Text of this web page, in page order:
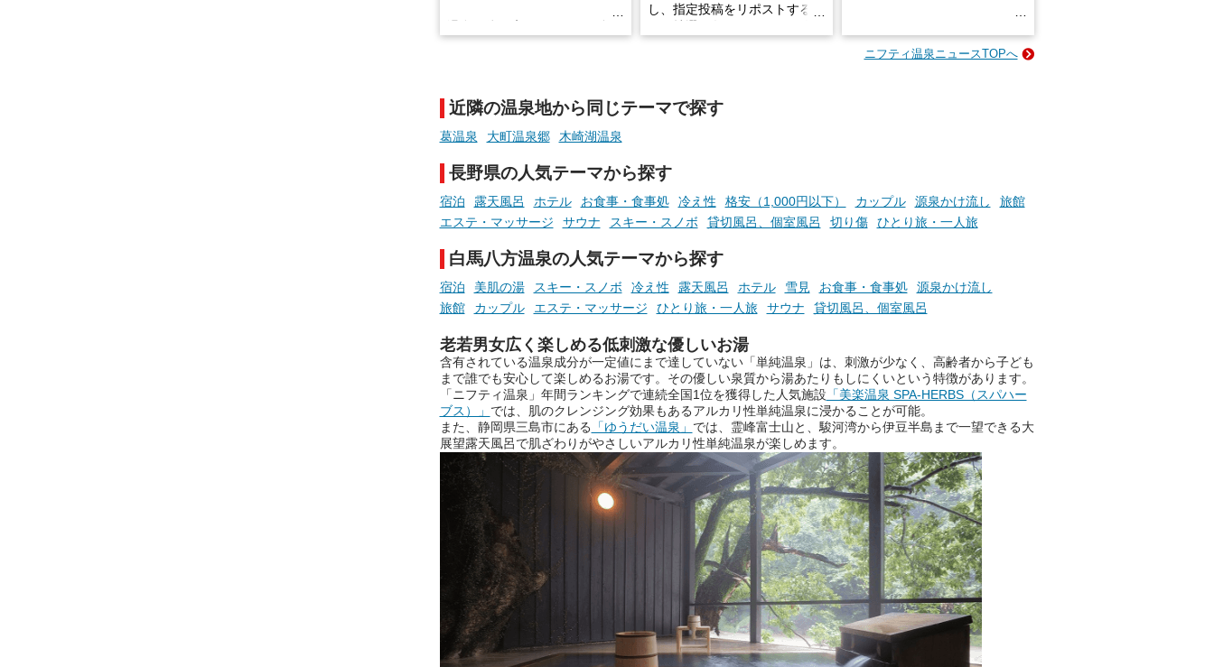
手相やタロットなど気軽に楽し
める占いで、“ととのう”おふろ
時間を、もっと特別に。
し、指定投稿をリポストする
そんな「一人でぼんやり過ごす
お風呂でリラックスしているか
らこそ向き合える、大切な自分
の本音。
りの温まった心のまま相談でき
たら素敵ですよね。
ニフティ温泉の「占いベンチ」
は、そんなあなたの心のつぶや
きをプロの占い師に相談するこ
とができるサービスです。
おふろパス会員様なら、この特
別なひとときを「毎月10分無
料」でご利用いただけます。
お湯で体がほぐれたら、次は占
い師さんとお話しして、心もほ
ぐしてみませんか？
ニフティ温泉ニュースTOPへ
近隣の温泉地から同じテーマで探す
葛温泉 大町温泉郷 木崎湖温泉
長野県の人気テーマから探す
宿泊 露天風呂 ホテル お食事・食事処 冷え性 格安（1,000円以下） カップル 源泉かけ流し
旅館
エステ・マッサージ
サウナ スキー・スノボ 貸切風呂、個室風呂 切り傷 ひとり旅・一人旅
白馬八方温泉の人気テーマから探す
宿泊 美肌の湯 スキー・スノボ 冷え性 露天風呂 ホテル 雪見 お食事・食事処
源泉かけ流し
旅館
カップル エステ・マッサージ ひとり旅・一人旅 サウナ 貸切風呂、個室風呂
老若男女広く楽しめる低刺激な優しいお湯
含有されている温泉成分が一定値にまで達していない「単純温泉」は、刺激が少なく、高齢者から子ども
まで誰でも安心して楽しめるお湯です。その優しい泉質から湯あたりもしにくいという特徴があります。
「ニフティ温泉」年間ランキングで連続全国1位を獲得した人気施設 「美楽温泉 SPA-HERBS（スパハー
ブス）」 では、肌のクレンジング効果もあるアルカリ性単純温泉に浸かることが可能。
また、静岡県三島市にある 「ゆうだい温泉」 では、霊峰富士山と、駿河湾から伊豆半島まで一望できる大
展望露天風呂で肌ざわりがやさしいアルカリ性単純温泉が楽しめます。